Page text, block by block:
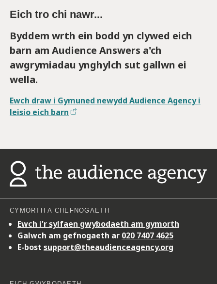
Eich tro chi nawr...
Byddem wrth ein bodd yn clywed eich
barn am Audience Answers a'ch
awgrymiadau ynghylch sut gallwn ei
wella.
Ewch draw i Gymuned newydd Audience Agency i
leisio eich barn
CYMORTH A CHEFNOGAETH
Ewch i'r sylfaen gwybodaeth am gymorth
Galwch am gefnogaeth ar 020 7407 4625
E-bost support@theaudienceagency.org